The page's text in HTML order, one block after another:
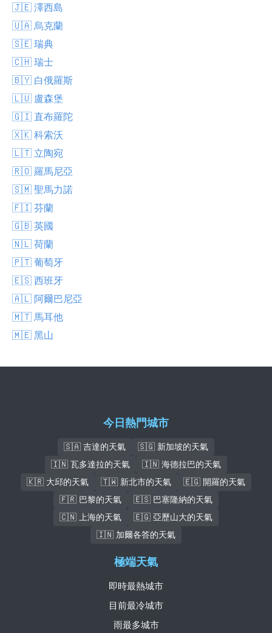
🇯🇪 澤西島
🇺🇦 烏克蘭
🇸🇪 瑞典
🇨🇭 瑞士
🇧🇾 白俄羅斯
🇱🇺 盧森堡
🇬🇮 直布羅陀
🇽🇰 科索沃
🇱🇹 立陶宛
🇷🇴 羅馬尼亞
🇸🇲 聖馬力諾
🇫🇮 芬蘭
🇬🇧 英國
🇳🇱 荷蘭
🇵🇹 葡萄牙
🇪🇸 西班牙
🇦🇱 阿爾巴尼亞
🇲🇹 馬耳他
🇲🇪 黑山
今日熱門城市
🇸🇦 吉達的天氣
🇸🇬 新加坡的天氣
🇮🇳 瓦多達拉的天氣
🇮🇳 海德拉巴的天氣
🇰🇷 大邱的天氣
🇹🇼 新北市的天氣
🇪🇬 開羅的天氣
🇫🇷 巴黎的天氣
🇪🇸 巴塞隆納的天氣
🇨🇳 上海的天氣
🇪🇬 亞歷山大的天氣
🇮🇳 加爾各答的天氣
極端天氣
即時最熱城市
目前最冷城市
雨最多城市